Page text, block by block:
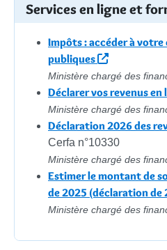
Services en ligne et
Impôts : accéder à votre
publiques
Ministère chargé des
Déclarer vos revenus en
Ministère chargé des
Déclaration 2026 des
Cerfa n°10330
Ministère chargé des
Estimer le montant de
de 2025 (déclaration de
Ministère chargé des